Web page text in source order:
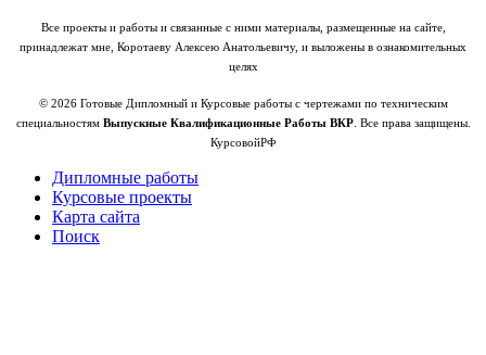
Все проекты и работы и связанные с ними материалы, размещенные на сайте,
принадлежат мне, Коротаеву Алексею Анатольевичу, и выложены в ознакомительных
целях
© 2026 Готовые Дипломный и Курсовые работы с чертежами по техническим
специальностям Выпускные Квалификационные Работы ВКР. Все права защищены.
КурсовойРФ
Дипломные работы
Курсовые проекты
Карта сайта
Поиск